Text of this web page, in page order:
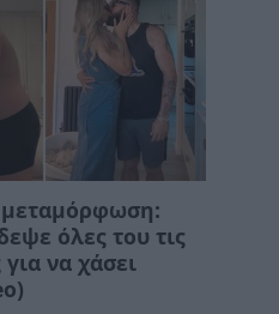
μεταμόρφωση:
όλες του τις
να χάσει